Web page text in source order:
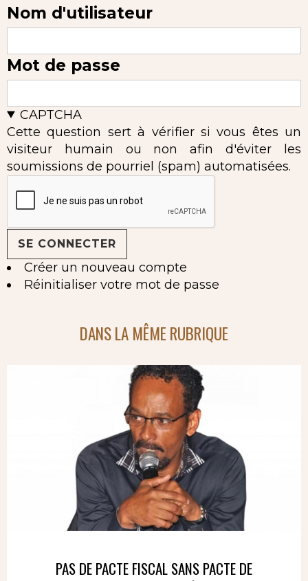
Nom d'utilisateur
Mot de passe
CAPTCHA
Cette question sert à vérifier si vous êtes un
visiteur humain ou non afin d'éviter les
soumissions de pourriel (spam) automatisées.
Créer un nouveau compte
Réinitialiser votre mot de passe
DANS LA MÊME RUBRIQUE
PAS DE PACTE FISCAL SANS PACTE DE